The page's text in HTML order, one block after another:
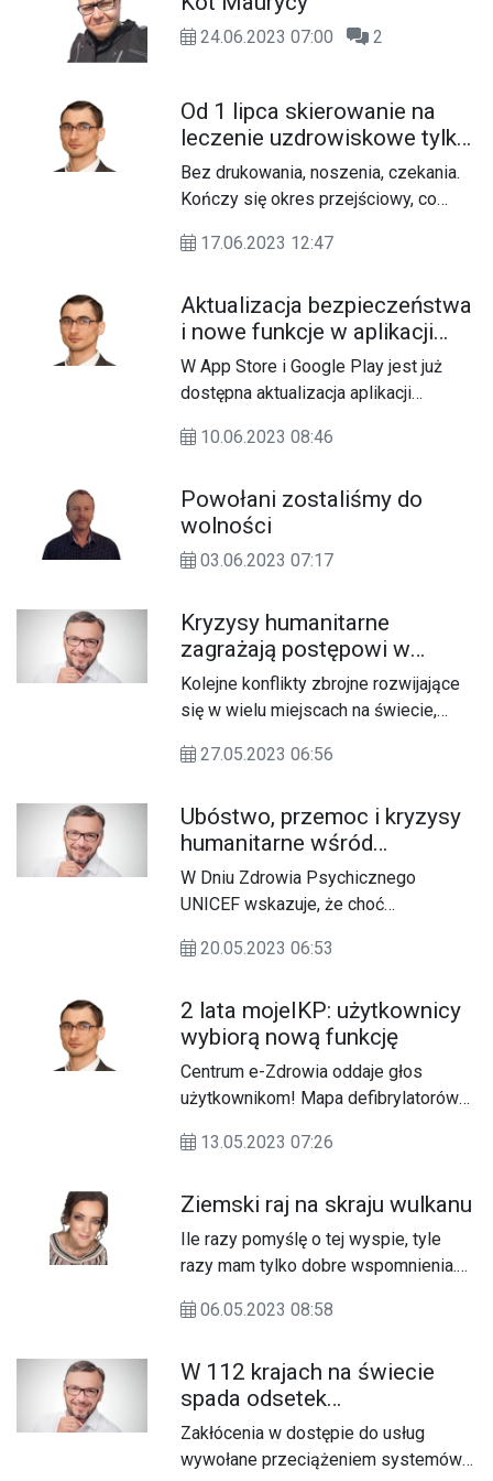
i całej Radzie Miejskiej za działania
dla dobra miasta.
myślą o nauczycielach pracujących z
24.06.2023 07:00 2
Od 1 lipca skierowanie na
leczenie uzdrowiskowe tylko
w formie elektronicznej
Bez drukowania, noszenia, czekania.
Kończy się okres przejściowy, co
sanatoriów w Polsce będą
elektronicznej.
17.06.2023 12:47
Aktualizacja bezpieczeństwa
i nowe funkcje w aplikacji
mojeIKP
W App Store i Google Play jest już
dostępna aktualizacja aplikacji
ważnego certyfikatu bezpieczeństwa
takich jak ułatwienie kontaktu z twoją
przychodnią czy opcja sprawdzenia
terminu ważności leków w domowej
10.06.2023 08:46
Powołani zostaliśmy do
wolności
03.06.2023 07:17
Kryzysy humanitarne
zagrażają postępowi w
eliminowaniu małżeństw
dzieci
Kolejne konflikty zbrojne rozwijające
się w wielu miejscach na świecie,
konsekwencje kryzysu klimatycznego
koronawirusa powodują, że
utrzymanie wypracowanego w
ostatnich latach spadku liczby dzieci
zmuszanych do zawierania
niemożliwe – wskazuje&nbsp;Renata
Polska, komentując raport UNICEF
dot. małżeństw nieletnich.
27.05.2023 06:56
Ubóstwo, przemoc i kryzysy
humanitarne wśród
najczęstszych przyczyn
pogarszającego się stanu
zdrowia psychicznego dzieci
i młodzieży
W Dniu Zdrowia Psychicznego
UNICEF wskazuje, że choć
zdrowia psychicznego występują w
i można im zapobiegać. Wczesne
działanie w celu wsparcia dzieci i
opiekunów jest najlepszą inwestycją,
jaką rządy i darczyńcy mogą
złożone kwestie psychospołeczne, z
świecie.
20.05.2023 06:53
2 lata mojeIKP: użytkownicy
wybiorą nową funkcję
Centrum e-Zdrowia oddaje głos
użytkownikom! Mapa defibrylatorów
certyfikatu czy data ważności e-
mobilnej Ministerstwa Zdrowia
użytkownicy wybiorą funkcję, która
zostanie wprowadzona w najbliższym
do 24 maja.
13.05.2023 07:26
Ziemski raj na skraju wulkanu
Ile razy pomyślę o tej wyspie, tyle
razy mam tylko dobre wspomnienia.
możesz sam zobaczyć, o czym ktoś
zakochujesz się w niej od razu. Dla
prawdziwego podróżnika jest
nadzwyczajne i piękne. Kawałek lądu
oderwany od reszty. Dookoła ocean i
06.05.2023 08:58
W 112 krajach na świecie
spada odsetek
zaszczepionych dzieci
Zakłócenia w dostępie do usług
wywołane przeciążeniem systemów